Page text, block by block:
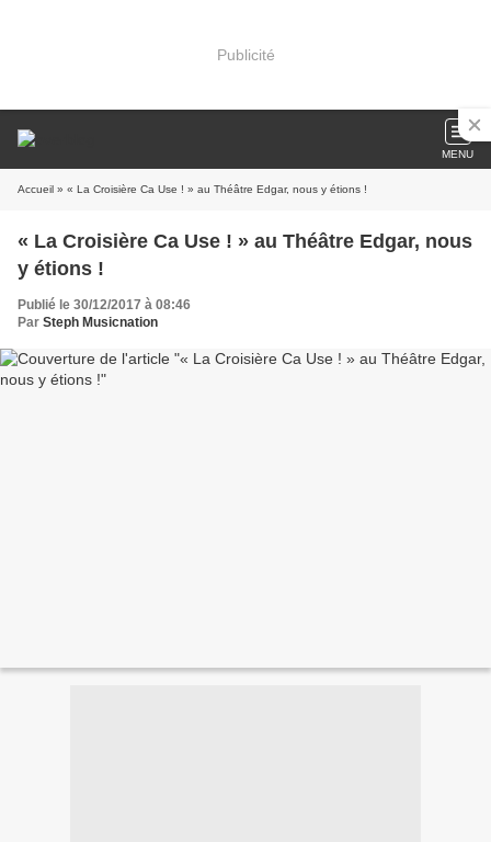
Publicité
MENU
Accueil » « La Croisière Ca Use ! » au Théâtre Edgar, nous y étions !
« La Croisière Ca Use ! » au Théâtre Edgar, nous
y étions !
Publié le 30/12/2017 à 08:46
Par Steph Musicnation